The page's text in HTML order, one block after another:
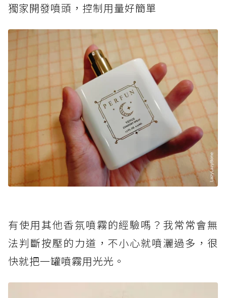
獨家開發噴頭，控制用量好簡單
有使用其他香氛噴霧的經驗嗎？我常常會無
法判斷按壓的力道，不小心就噴灑過多，很
快就把一罐噴霧用光光。